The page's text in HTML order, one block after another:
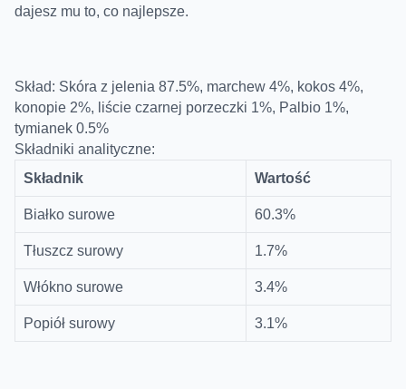
dajesz mu to, co najlepsze.
Skład: Skóra z jelenia 87.5%, marchew 4%, kokos 4%,
konopie 2%, liście czarnej porzeczki 1%, Palbio 1%,
tymianek 0.5%
Składniki analityczne:
Składnik
Wartość
Białko surowe 60.3%
Tłuszcz surowy 1.7%
Włókno surowe 3.4%
Popiół surowy 3.1%